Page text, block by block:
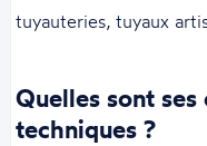
tuyauteries, tuyaux
Quelles sont
techniques ?